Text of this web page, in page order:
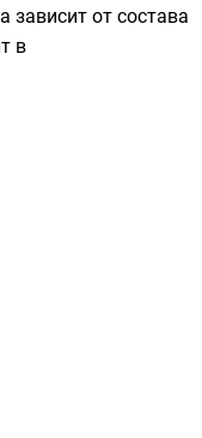
зависит от состава
в